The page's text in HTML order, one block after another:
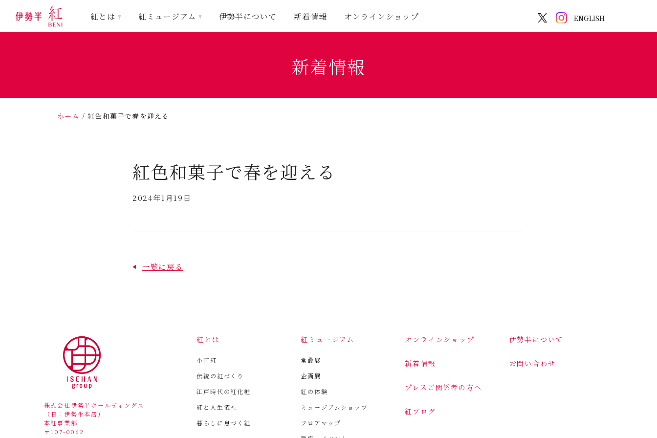
紅とは 紅ミュージアム 伊勢半について 新着情報 オンラインショップ ENGLISH
新着情報
ホーム /紅色和菓子で春を迎える
紅色和菓子で春を迎える
2024年1月19日
一覧に戻る
株式会社伊勢半ホールディングス
（旧：伊勢半本店）
本紅事業部
〒107-0062
紅とは
小町紅
伝統の紅づくり
江戸時代の紅化粧
紅と人生儀礼
暮らしに息づく紅
紅ミュージアム
常設展
企画展
紅の体験
ミュージアムショップ
フロアマップ
オンラインショップ
新着情報
プレスご関係者の方へ
紅ブログ
伊勢半について
お問い合わせ